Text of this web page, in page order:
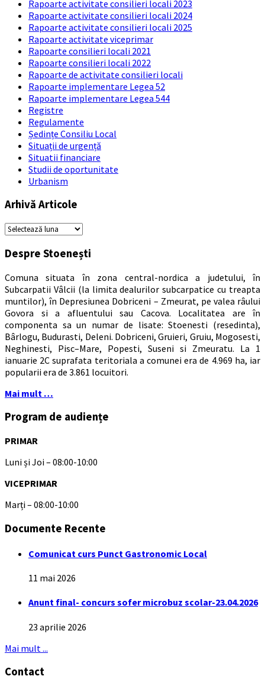
Rapoarte activitate consilieri locali 2023
Rapoarte activitate consilieri locali 2024
Rapoarte activitate consilieri locali 2025
Rapoarte activitate viceprimar
Rapoarte consilieri locali 2021
Rapoarte consilieri locali 2022
Rapoarte de activitate consilieri locali
Rapoarte implementare Legea 52
Rapoarte implementare Legea 544
Registre
Regulamente
Ședințe Consiliu Local
Situații de urgență
Situatii financiare
Studii de oportunitate
Urbanism
Arhivă Articole
Arhivă
Despre Stoenești
Comuna situata în zona central-nordica a judetului, în
Subcarpatii Vâlcii (la limita dealurilor subcarpatice cu treapta
muntilor), în Depresiunea Dobriceni – Zmeurat, pe valea râului
Govora si a afluentului sau Cacova. Localitatea are în
componenta sa un numar de lisate: Stoenesti (resedinta),
Bârlogu, Budurasti, Deleni. Dobriceni, Gruieri, Gruiu, Mogosesti,
Neghinesti, Pisc–Mare, Popesti, Suseni si Zmeuratu. La 1
ianuarie 2C suprafata teritoriala a comunei era de 4.969 ha, iar
popularii era de 3.861 locuitori.
Mai mult …
Program de audiențe
PRIMAR
Luni și Joi – 08:00-10:00
VICEPRIMAR
Marți – 08:00-10:00
Documente Recente
Comunicat curs Punct Gastronomic Local
11 mai 2026
Anunt final- concurs sofer microbuz scolar-23.04.2026
23 aprilie 2026
Mai mult ...
Contact